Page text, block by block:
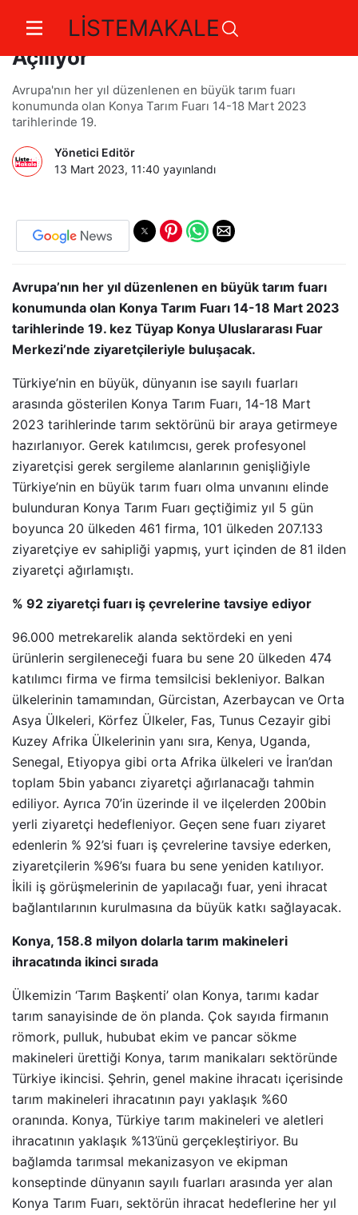
LİSTEMAKALE
19. Konya Tarım Fuarı Yarın
Açılıyor
Avrupa'nın her yıl düzenlenen en büyük tarım fuarı
konumunda olan Konya Tarım Fuarı 14-18 Mart 2023
tarihlerinde 19.
Yönetici Editör
13 Mart 2023, 11:40 yayınlandı
Avrupa’nın her yıl düzenlenen en büyük tarım fuarı
konumunda olan Konya Tarım Fuarı 14-18 Mart 2023
tarihlerinde 19. kez Tüyap Konya Uluslararası Fuar
Merkezi’nde ziyaretçileriyle buluşacak.
Türkiye’nin en büyük, dünyanın ise sayılı fuarları
arasında gösterilen Konya Tarım Fuarı, 14-18 Mart
2023 tarihlerinde tarım sektörünü bir araya getirmeye
hazırlanıyor. Gerek katılımcısı, gerek profesyonel
ziyaretçisi gerek sergileme alanlarının genişliğiyle
Türkiye’nin en büyük tarım fuarı olma unvanını elinde
bulunduran Konya Tarım Fuarı geçtiğimiz yıl 5 gün
boyunca 20 ülkeden 461 firma, 101 ülkeden 207.133
ziyaretçiye ev sahipliği yapmış, yurt içinden de 81 ilden
ziyaretçi ağırlamıştı.
% 92 ziyaretçi fuarı iş çevrelerine tavsiye ediyor
96.000 metrekarelik alanda sektördeki en yeni
ürünlerin sergileneceği fuara bu sene 20 ülkeden 474
katılımcı firma ve firma temsilcisi bekleniyor. Balkan
ülkelerinin tamamından, Gürcistan, Azerbaycan ve Orta
Asya Ülkeleri, Körfez Ülkeler, Fas, Tunus Cezayir gibi
Kuzey Afrika Ülkelerinin yanı sıra, Kenya, Uganda,
Senegal, Etiyopya gibi orta Afrika ülkeleri ve İran’dan
toplam 5bin yabancı ziyaretçi ağırlanacağı tahmin
ediliyor. Ayrıca 70’in üzerinde il ve ilçelerden 200bin
yerli ziyaretçi hedefleniyor. Geçen sene fuarı ziyaret
edenlerin % 92’si fuarı iş çevrelerine tavsiye ederken,
ziyaretçilerin %96’sı fuara bu sene yeniden katılıyor.
İkili iş görüşmelerinin de yapılacağı fuar, yeni ihracat
bağlantılarının kurulmasına da büyük katkı sağlayacak.
Konya, 158.8 milyon dolarla tarım makineleri
ihracatında ikinci sırada
Ülkemizin ‘Tarım Başkenti’ olan Konya, tarımı kadar
tarım sanayisinde de ön planda. Çok sayıda firmanın
römork, pulluk, hububat ekim ve pancar sökme
makineleri ürettiği Konya, tarım manikaları sektöründe
Türkiye ikincisi. Şehrin, genel makine ihracatı içerisinde
tarım makineleri ihracatının payı yaklaşık %60
oranında. Konya, Türkiye tarım makineleri ve aletleri
ihracatının yaklaşık %13’ünü gerçekleştiriyor. Bu
bağlamda tarımsal mekanizasyon ve ekipman
konseptinde dünyanın sayılı fuarları arasında yer alan
Konya Tarım Fuarı, sektörün ihracat hedeflerine her yıl